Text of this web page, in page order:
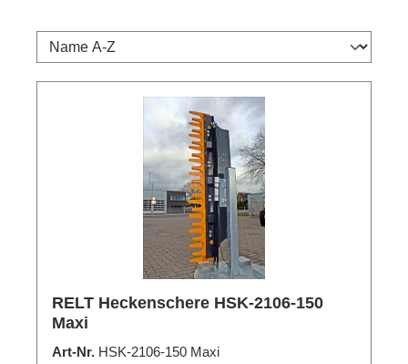
RELT Heckenschere HSK-2106-150
Maxi
Art-Nr. HSK-2106-150 Maxi